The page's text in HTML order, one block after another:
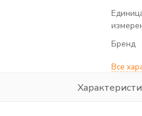
Бренд
Все